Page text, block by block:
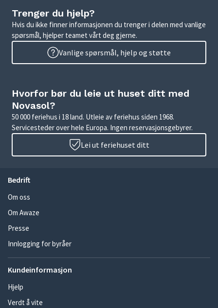
Trenger du hjelp?
Hvis du ikke finner informasjonen du trenger i delen med vanlige
spørsmål, hjelper teamet vårt deg gjerne.
Vanlige spørsmål, hjelp og støtte
Hvorfor bør du leie ut huset ditt med
Novasol?
50 000 feriehus i 18 land. Utleie av feriehus siden 1968.
Servicesteder over hele Europa. Ingen reservasjonsgebyrer.
Lei ut feriehuset ditt
Bedrift
Om oss
Om Awaze
Presse
Innlogging for byråer
Kundeinformasjon
Hjelp
Verdt å vite